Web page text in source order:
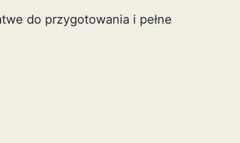
do przygotowania i pełne